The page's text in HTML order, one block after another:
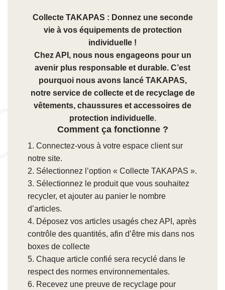
Collecte TAKAPAS : Donnez une seconde
vie à vos équipements de protection
individuelle !
Chez API, nous nous engageons pour un
avenir plus responsable et durable. C’est
pourquoi nous avons lancé TAKAPAS,
notre service de collecte et de recyclage de
vêtements, chaussures et accessoires de
protection individuelle.
Comment ça fonctionne ?
1. Connectez-vous à votre espace client sur
notre site.
2. Sélectionnez l’option « Collecte TAKAPAS ».
3. Sélectionnez le produit que vous souhaitez
recycler, et ajouter au panier le nombre
d’articles.
4. Déposez vos articles usagés chez API, après
contrôle des quantités, afin d’être mis dans nos
boxes de collecte
5. Chaque article confié sera recyclé dans le
respect des normes environnementales.
6. Recevez une preuve de recyclage pour